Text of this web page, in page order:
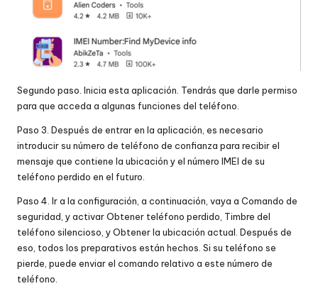
Segundo paso. Inicia esta aplicación. Tendrás que darle permiso
para que acceda a algunas funciones del teléfono.
Paso 3. Después de entrar en la aplicación, es necesario
introducir su número de teléfono de confianza para recibir el
mensaje que contiene la ubicación y el número IMEI de su
teléfono perdido en el futuro.
Paso 4. Ir a la configuración, a continuación, vaya a Comando de
seguridad, y activar Obtener teléfono perdido, Timbre del
teléfono silencioso, y Obtener la ubicación actual. Después de
eso, todos los preparativos están hechos. Si su teléfono se
pierde, puede enviar el comando relativo a este número de
teléfono.